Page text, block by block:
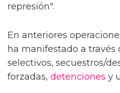
represión".
En anteriores
ha manifestado a través
selectivos, secuestros/
forzadas, detenciones y